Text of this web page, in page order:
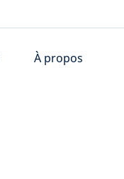
À propos